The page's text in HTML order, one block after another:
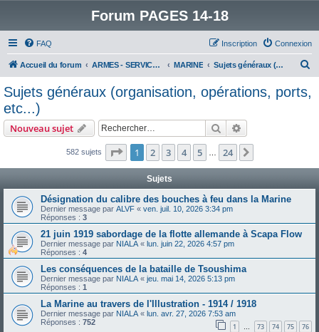
Forum PAGES 14-18
FAQ Connexion
Inscription
Accueil du forum ARMES - SERVICES - UNITES : historiques & discussions MARINE Sujets généraux (organisation, opérations, ports, etc...)
c
Sujets généraux (organisation, opérations, ports,
etc...)
Nouveau sujet Rechercher
582 sujets Page 1sur24
1 2 3 4 5 24
Sujets
Désignation du calibre des bouches à feu dans la Marine
Dernier message par ALVF « ven. juil. 10, 2026 3:34 pm
Réponses : 3
21 juin 1919 sabordage de la flotte allemande à Scapa Flow
Dernier message par NIALA « lun. juin 22, 2026 4:57 pm
Réponses : 4
Les conséquences de la bataille de Tsoushima
Dernier message par NIALA « jeu. mai 14, 2026 5:13 pm
Réponses : 1
La Marine au travers de l'Illustration - 1914 / 1918
Dernier message par NIALA « lun. avr. 27, 2026 7:53 am
Réponses : 752 1 … 73 74 75 76